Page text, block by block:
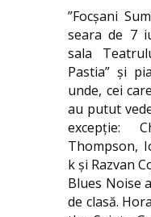
”Focșani
seara de 7
sala
Pastia” și
unde, cei
au putut
excepție:
Thompson,
k și Razvan
Blues Noise
de clasă.